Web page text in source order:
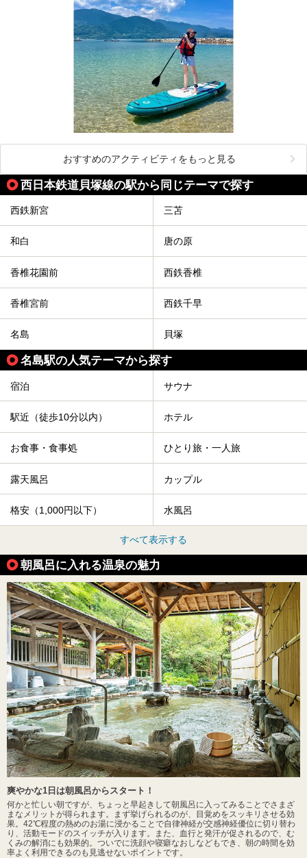
おすすめのアクティビティをもっと見る
西日本鉄道貝塚線の駅から同じテーマで探す
西鉄新宮 三苫
和白 唐の原
香椎花園前 西鉄香椎
香椎宮前 西鉄千早
名島 貝塚
名島駅の人気テーマから探す
宿泊 サウナ
駅近（徒歩10分以内） ホテル
お食事・食事処 ひとり旅・一人旅
露天風呂 カップル
格安（1,000円以下） 水風呂
すべて表示する
朝風呂に入れる温泉の魅力
爽やかな1日は朝風呂からスタート！
何かと忙しい朝ですが、ちょっと早起きして朝風呂に入ってみることでさまざ
まなメリットが得られます。まず挙げられるのが、目覚めをスッキリさせる効
果。42℃程度の熱めのお湯に浸かることで自律神経が交感神経優位に切り替わ
り、活動モードのスイッチが入ります。また、血行と発汗が促されるので、む
くみの解消にも効果的。ついでに洗顔や寝癖なおしなどもでき、朝の時間を効
率よく利用できるのも見逃せないポイントです。